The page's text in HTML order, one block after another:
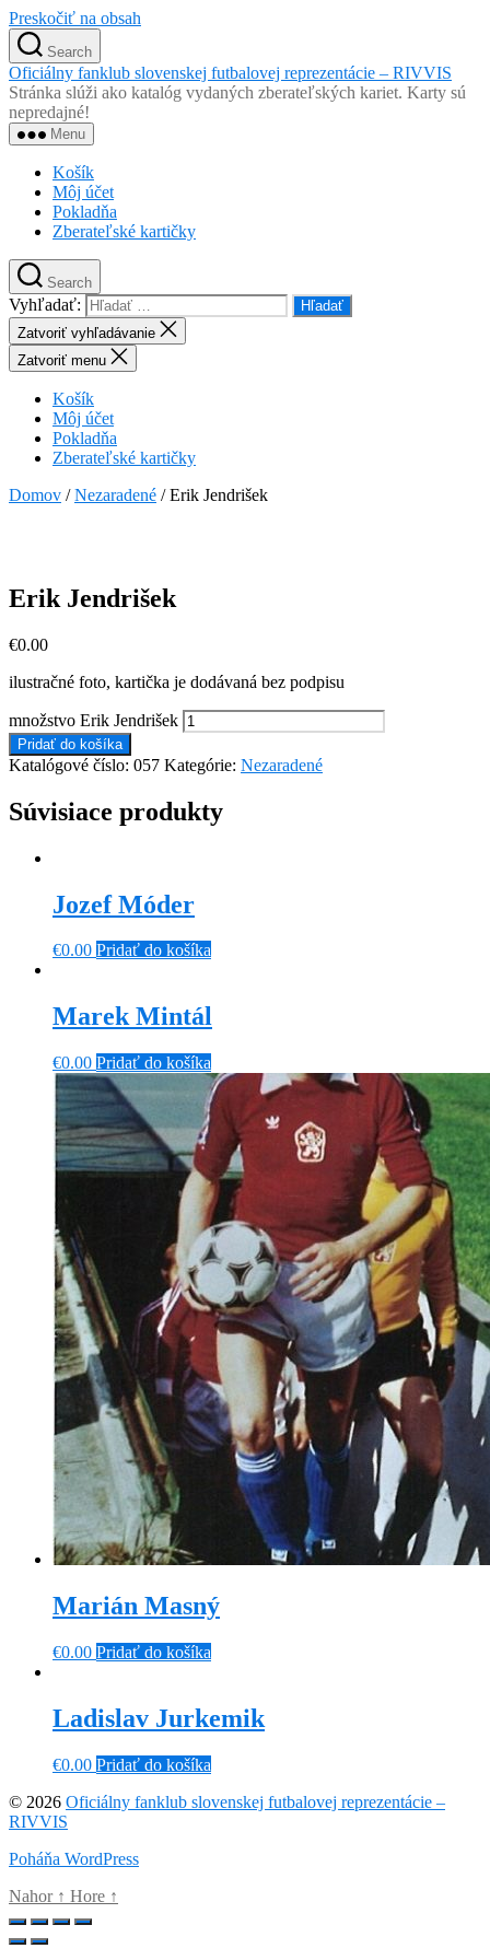
Preskočiť na obsah
Search
Oficiálny fanklub slovenskej futbalovej reprezentácie – RIVVIS
Stránka slúži ako katalóg vydaných zberateľských kariet. Karty sú
nepredajné!
Menu
Košík
Môj účet
Pokladňa
Zberateľské kartičky
Search
Vyhľadať:
Zatvoriť vyhľadávanie
Zatvoriť menu
Košík
Môj účet
Pokladňa
Zberateľské kartičky
Domov /Nezaradené / Erik Jendrišek
Erik Jendrišek
€0.00
ilustračné foto, kartička je dodávaná bez podpisu
množstvo Erik Jendrišek
Pridať do košíka
Katalógové číslo: 057 Kategórie: Nezaradené
Súvisiace produkty
Jozef Móder
€0.00 Pridať do košíka
Marek Mintál
€0.00 Pridať do košíka
Marián Masný
€0.00 Pridať do košíka
Ladislav Jurkemik
€0.00 Pridať do košíka
© 2026 Oficiálny fanklub slovenskej futbalovej reprezentácie –
RIVVIS
Poháňa WordPress
Nahor ↑ Hore ↑